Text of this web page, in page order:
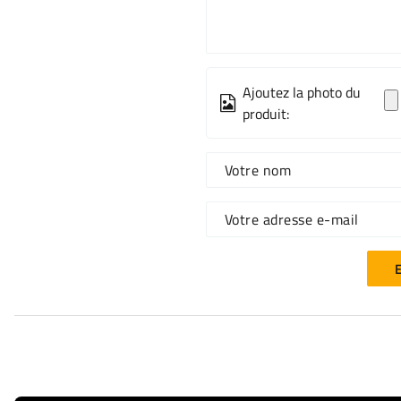
Ajoutez la photo du
produit:
Votre nom
Votre adresse e-mail